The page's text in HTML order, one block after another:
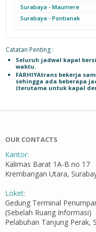
Surabaya - Maumere
Surabaya - Pontianak
Catatan Penting :
Seluruh jadwal kapal
waktu.
FARHIYAtrans bekerja
sehingga ada beberapa
(terutama untuk kapal
OUR CONTACTS
Kantor:
Kalimas Barat 1A-B no 17
Krembangan Utara,
Loket:
Gedung Terminal
(Sebelah Ruang Informasi)
Pelabuhan Tanjung Perak,